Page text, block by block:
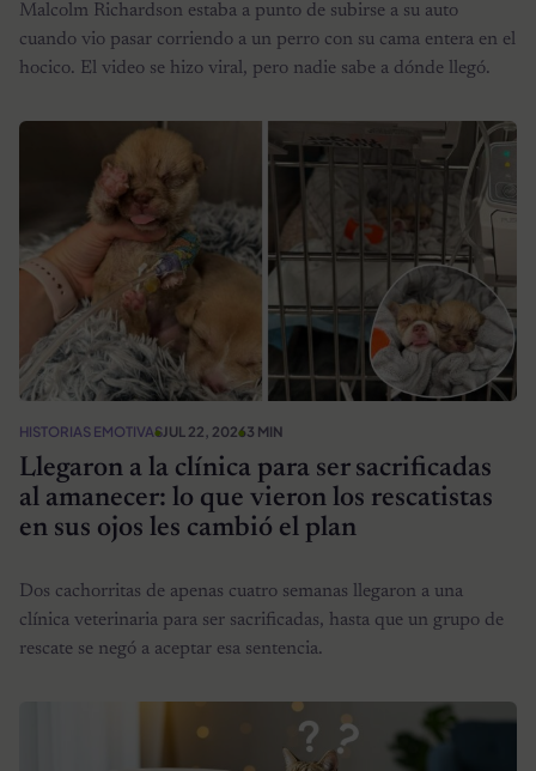
Malcolm Richardson estaba a punto de subirse a su auto
cuando vio pasar corriendo a un perro con su cama entera en el
hocico. El video se hizo viral, pero nadie sabe a dónde llegó.
HISTORIAS EMOTIVASJUL 22, 20263 MIN
Llegaron a la clínica para ser sacrificadas
al amanecer: lo que vieron los rescatistas
en sus ojos les cambió el plan
Dos cachorritas de apenas cuatro semanas llegaron a una
clínica veterinaria para ser sacrificadas, hasta que un grupo de
rescate se negó a aceptar esa sentencia.